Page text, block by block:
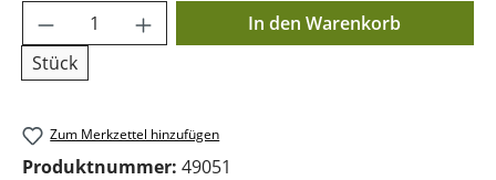
Produkt Anzahl: Gib den gewünschten
Stück
In den Warenkorb
Zum Merkzettel hinzufügen
Produktnummer: 49051